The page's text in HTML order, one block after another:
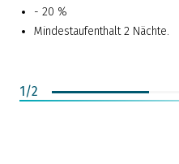
- 20 %
Mindestaufenthalt 2 Nächte.
1/2